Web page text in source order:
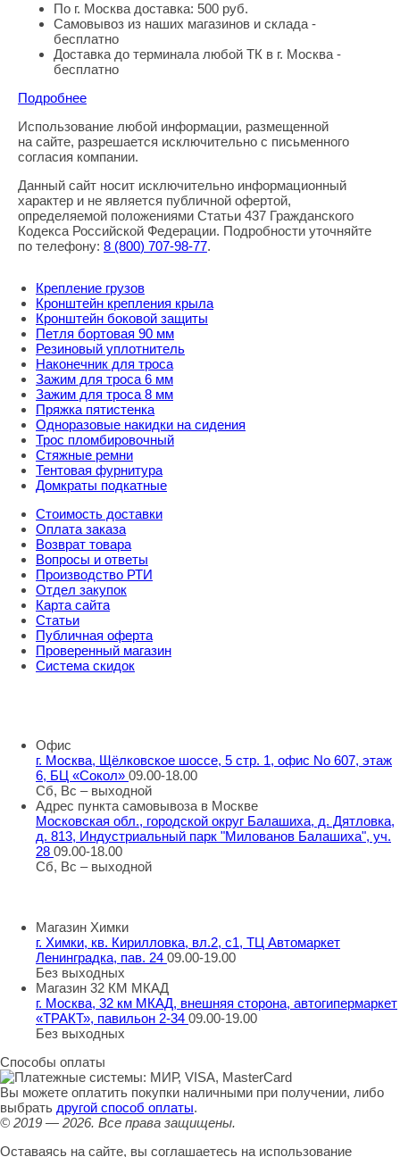
По г. Москва доставка: 500 руб.
Самовывоз из наших магазинов и склада -
бесплатно
Доставка до терминала любой ТК в г. Москва -
бесплатно
Подробнее
Правовая информация
Использование любой информации, размещенной
на сайте, разрешается исключительно с письменного
согласия компании.
Данный сайт носит исключительно информационный
характер и не является публичной офертой,
определяемой положениями Статьи 437 Гражданского
Кодекса Российской Федерации. Подробности уточняйте
по телефону: 8 (800) 707-98-77.
Крепление грузов
Кронштейн крепления крыла
Кронштейн боковой защиты
Петля бортовая 90 мм
Резиновый уплотнитель
Наконечник для троса
Зажим для троса 6 мм
Зажим для троса 8 мм
Пряжка пятистенка
Одноразовые накидки на сидения
Трос пломбировочный
Стяжные ремни
Тентовая фурнитура
Домкраты подкатные
Стоимость доставки
Оплата заказа
Возврат товара
Вопросы и ответы
Производство РТИ
Отдел закупок
Карта сайта
Статьи
Публичная оферта
Проверенный магазин
Система скидок
Офис
г. Москва, Щёлковское шоссе, 5 стр. 1, офис No 607, этаж
6, БЦ «Сокол» 09.00-18.00
Сб, Вс – выходной
Адрес пункта самовывоза в Москве
Московская обл., городской округ Балашиха, д. Дятловка,
д. 813, Индустриальный парк "Милованов Балашиха", уч.
28 09.00-18.00
Сб, Вс – выходной
Магазин Химки
г. Химки, кв. Кирилловка, вл.2, с1, ТЦ Автомаркет
Ленинградка, пав. 24 09.00-19.00
Без выходных
Магазин 32 КМ МКАД
г. Москва, 32 км МКАД, внешняя сторона, автогипермаркет
«ТРАКТ», павильон 2-34 09.00-19.00
Без выходных
Способы оплаты
Вы можете оплатить покупки наличными при получении, либо
выбрать другой способ оплаты.
© 2019 — 2026. Все права защищены.
Оставаясь на сайте, вы соглашаетесь на использование